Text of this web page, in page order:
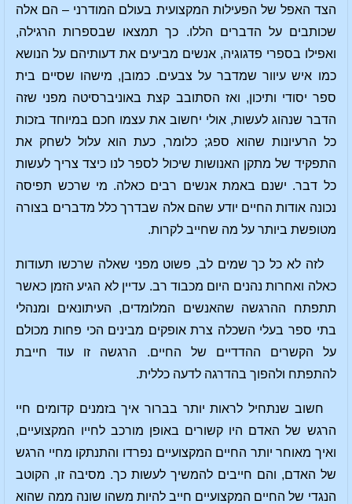
הצד האפל של הפעילות המקצועית בעולם המודרני – הם אלה
שכותבים על הדברים הללו. כך תמצאו שבספרות הרגילה,
ואפילו בספרי פדגוגיה, אנשים מביעים את דעותיהם על הנושא
כמו איש עיוור שמדבר על צבעים. כמובן, מישהו שסיים בית
ספר יסודי ותיכון, ואז הסתובב קצת באוניברסיטה מפני שזה
הדבר שנהוג לעשות, אולי יחשוב את עצמו חכם במיוחד בזכות
כל הרעיונות שהוא ספג; כלומר, כעת הוא עלול לשחק את
התפקיד של מתקן האנושות שיכול לספר לנו כיצד צריך לעשות
כל דבר. ישנם באמת אנשים רבים כאלה. מי שרכש תפיסה
נכונה אודות החיים יודע שהם אלה שבדרך כלל מדברים בצורה
מטופשת ביותר על מה שחייב לקרות.
לזה לא כל כך שמים לב, פשוט מפני שאלה שרכשו תעודות
כאלה ואחרות נהנים היום מכבוד רב. עדיין לא הגיע הזמן כאשר
תתפתח ההרגשה שהאנשים המלומדים, העיתונאים ומנהלי
בתי ספר בעלי השכלה צרת אופקים מבינים הכי פחות מכולם
על הקשרים ההדדיים של החיים. הרגשה זו עוד חייבת
להתפתח ולהפוך בהדרגה לדעה כללית.
חשוב שנתחיל לראות יותר בברור איך בזמנים קדומים חיי
הרגש של האדם היו קשורים באופן מורכב לחייו המקצועיים,
ואיך מאוחר יותר החיים המקצועיים נפרדו והתנתקו מחיי הרגש
של האדם, והם חייבים להמשיך לעשות כך. מסיבה זו, הקוטב
הנגדי של החיים המקצועיים חייב להיות משהו שונה ממה שהוא